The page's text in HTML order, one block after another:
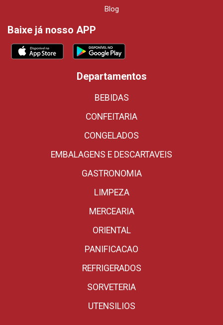
Blog
Baixe já nosso APP
Departamentos
BEBIDAS
CONFEITARIA
CONGELADOS
EMBALAGENS E DESCARTAVEIS
GASTRONOMIA
LIMPEZA
MERCEARIA
ORIENTAL
PANIFICACAO
REFRIGERADOS
SORVETERIA
UTENSILIOS